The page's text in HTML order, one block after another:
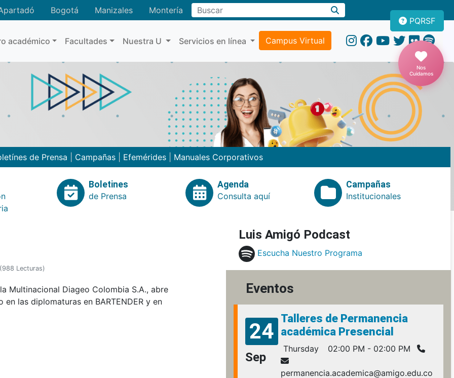
Bogotá Manizales MonteríaBuscar
académico Facultades Nuestra U Servicios en línea Campus Virtual
PQRSF
Nos
Cuidamos
de Prensa Campañas Efemérides Manuales Corporativos
Boletines
de Prensa
Agenda
Consulta aquí
Campañas
Institucionales
988 Lecturas)
Multinacional Diageo Colombia S.A., abre
las diplomaturas en BARTENDER y en
Luis Amigó Podcast
Escucha Nuestro Programa
Eventos
24
Sep
Talleres de Permanencia
académica Presencial
Thursday 02:00 PM - 02:00 PM
permanencia.academica@amigo.edu.co